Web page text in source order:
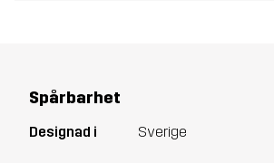
Spårbarhet
Designad i Sverige